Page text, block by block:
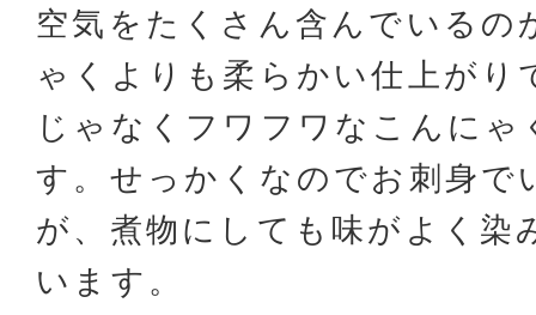
空気をたくさん含んでいるの
ゃくよりも柔らかい仕上がり
じゃなくフワフワなこんに
す。せっかくなのでお刺身で
が、煮物にしても味がよく染
います。